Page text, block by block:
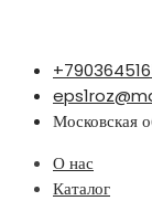
Перейти
содержимому
Московская
О нас
Каталог